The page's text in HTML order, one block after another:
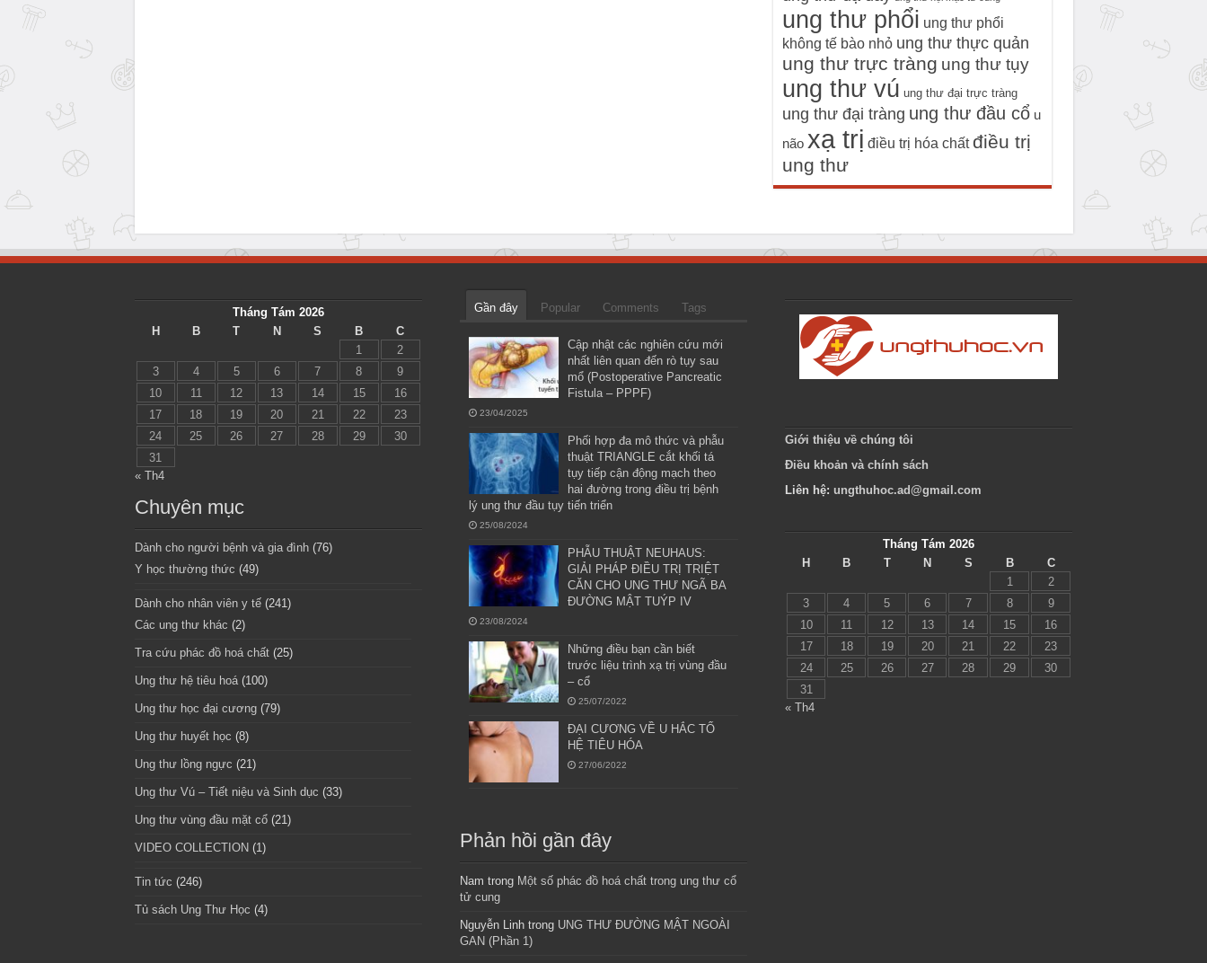
ung thư phổi ung thư phổi
không tế bào nhỏ ung thư thực quản
ung thư trực tràng ung thư tụy
ung thư vú ung thư đại trực tràng
ung thư đại tràng ung thư đầu cổ u
não xạ trị điều trị hóa chất điều trị
ung thư
Tháng Tám 2026
H
B T N S B
C
1
2
3
4 5 6 7 8
9
10
11 12 13 14 15
16
17
18 19 20 21 22
23
24
25 26 27 28 29
30
31
« Th4
Chuyên mục
Dành cho người bệnh và gia đình(76)
Y học thường thức (49)
Dành cho nhân viên y tế(241)
Các ung thư khác (2)
Tra cứu phác đồ hoá chất(25)
Ung thư hệ tiêu hoá(100)
Ung thư học đại cương(79)
Ung thư huyết học (8)
Ung thư lồng ngực (21)
Ung thư Vú – Tiết niệu và Sinh dục (33)
Ung thư vùng đầu mặt cổ(21)
VIDEO COLLECTION (1)
Tin tức (246)
Tủ sách Ung Thư Học (4)
Gần đây Popular Comments Tags
Cập nhật các nghiên cứu mới
nhất liên quan đến rò tụy sau
mổ (Postoperative Pancreatic
Fistula – PPPF)
23/04/2025
Phối hợp đa mô thức và phẫu
thuật TRIANGLE cắt khối tá
tụy tiếp cận động mạch theo
hai đường trong điều trị bệnh
lý ung thư đầu tụy tiến triển
25/08/2024
PHẪU THUẬT NEUHAUS:
GIẢI PHÁP ĐIỀU TRỊ TRIỆT
CĂN CHO UNG THƯ NGÃ BA
ĐƯỜNG MẬT TUÝP IV
23/08/2024
Những điều bạn cần biết
trước liệu trình xạ trị vùng đầu
– cổ
25/07/2022
ĐẠI CƯƠNG VỀ U HẮC TỐ
HỆ TIÊU HÓA
27/06/2022
Phản hồi gần đây
Nam trong Một số phác đồ hoá chất trong ung thư cổ
tử cung
Nguyễn Linhtrong UNG THƯ ĐƯỜNG MẬT NGOÀI
GAN (Phần 1)
Giới thiệu về chúng tôi
Điều khoản và chính sách
Liên hệ: ungthuhoc.ad@gmail.com
Tháng Tám 2026
H
B T N S B
C
1
2
3
4 5 6 7 8
9
10
11 12 13 14 15
16
17
18 19 20 21 22
23
24
25 26 27 28 29
30
31
« Th4